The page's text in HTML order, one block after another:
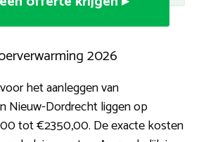
2026
het aanleggen van
Nieuw-Dordrecht liggen op
tot €2350,00. De exacte kosten